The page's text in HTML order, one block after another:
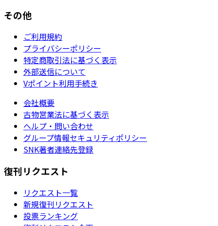
その他
ご利用規約
プライバシーポリシー
特定商取引法に基づく表示
外部送信について
Vポイント利用手続き
会社概要
古物営業法に基づく表示
ヘルプ・問い合わせ
グループ情報セキュリティポリシー
SNK著者連絡先登録
復刊リクエスト
リクエスト一覧
新規復刊リクエスト
投票ランキング